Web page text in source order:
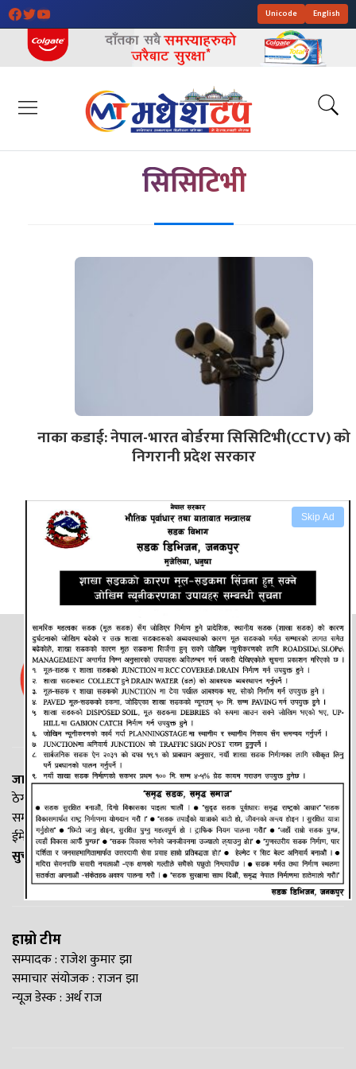
Skip Ad
Unicode English
सिसिटिभी
नाका कडाई: नेपाल-भारत बोर्डरमा सिसिटिभी(CCTV) को
निगरानी प्रदेश सरकार
जानकी न्यूज नेटवर्क
ठेगाना: लक्ष्मीनियाँ -७, मधेश प्रदेश
सम्पर्क नं. : +977-9844100829
ईमेल:Madheshtopnews@gmail.com
सुचना विभाग दर्ता नं. २५४०/२०७७/७८
हाम्रो टीम
सम्पादक : राजेश कुमार झा
समाचार संयोजक : राजन झा
न्यूज डेस्क : अर्थ राज